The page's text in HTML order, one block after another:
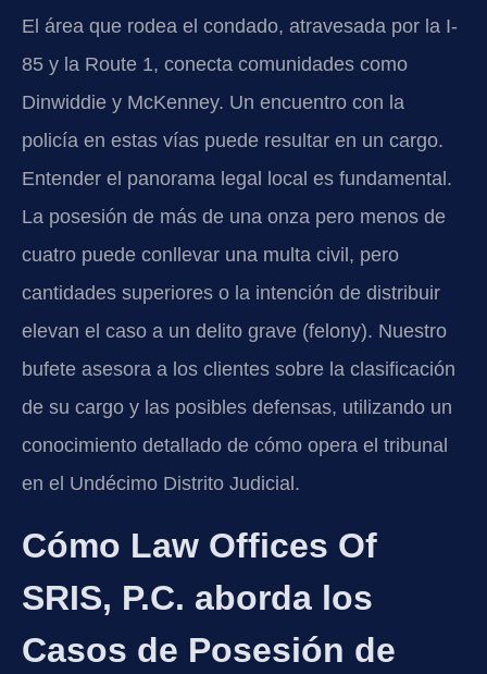
El área que rodea el condado, atravesada por la I-
85 y la Route 1, conecta comunidades como
Dinwiddie y McKenney. Un encuentro con la
policía en estas vías puede resultar en un cargo.
Entender el panorama legal local es fundamental.
La posesión de más de una onza pero menos de
cuatro puede conllevar una multa civil, pero
cantidades superiores o la intención de distribuir
elevan el caso a un delito grave (felony). Nuestro
bufete asesora a los clientes sobre la clasificación
de su cargo y las posibles defensas, utilizando un
conocimiento detallado de cómo opera el tribunal
en el Undécimo Distrito Judicial.
Cómo Law Offices Of
SRIS, P.C. aborda los
Casos de Posesión de